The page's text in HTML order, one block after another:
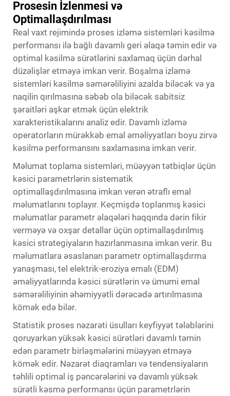
Prosesin İzlenmesi və
Optimallaşdırılması
Real vaxt rejimində proses izləmə sistemləri kəsilmə
performansı ilə bağlı davamlı geri əlaqə təmin edir və
optimal kəsilmə sürətlərini saxlamaq üçün dərhal
düzəlişlər etməyə imkan verir. Boşalma izləmə
sistemləri kəsilmə səmərəliliyini azalda biləcək və ya
naqilin qırılmasına səbəb ola biləcək sabitsiz
şəraitləri aşkar etmək üçün elektrik
xarakteristikalarını analiz edir. Davamlı izləmə
operatorların mürəkkəb emal əməliyyatları boyu zirvə
kəsilmə performansını saxlamasına imkan verir.
Məlumat toplama sistemləri, müəyyən tətbiqlər üçün
kəsici parametrlərin sistematik
optimallaşdırılmasına imkan verən ətraflı emal
məlumatlarını toplayır. Keçmişdə toplanmış kəsici
məlumatlar parametr əlaqələri haqqında dərin fikir
verməyə və oxşar detallar üçün optimallaşdırılmış
kəsici strategiyaların hazırlanmasına imkan verir. Bu
məlumatlara əsaslanan parametr optimallaşdırma
yanaşması, tel elektrik-eroziya emalı (EDM)
əməliyyatlarında kəsici sürətlərin və ümumi emal
səmərəliliyinin əhəmiyyətli dərəcədə artırılmasına
kömək edə bilər.
Statistik proses nəzarəti üsulları keyfiyyət tələblərini
qoruyarkən yüksək kəsici sürətləri davamlı təmin
edən parametr birləşmələrini müəyyən etməyə
kömək edir. Nəzarət diaqramları və tendensiyaların
təhlili optimal iş pəncərələrini və davamlı yüksək
sürətli kəsmə performansı üçün parametrlərin